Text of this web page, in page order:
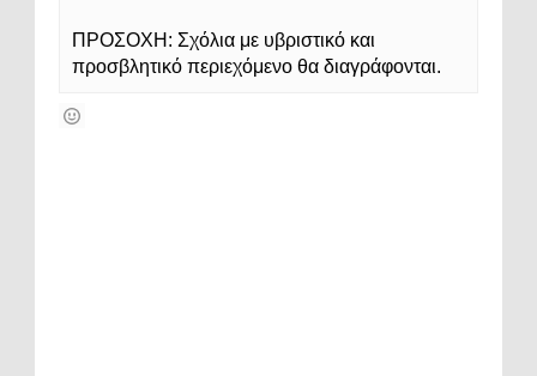
ΠΡΟΣΟΧΗ: Σχόλια με υβριστικό και
προσβλητικό περιεχόμενο θα διαγράφονται.